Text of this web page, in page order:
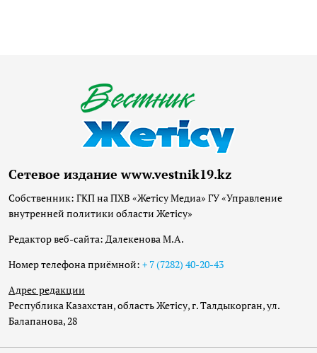
Сетевое издание www.vestnik19.kz
Собственник: ГКП на ПХВ «Жетісу Медиа» ГУ «Управление
внутренней политики области Жетісу»
Редактор веб-сайта: Далекенова М.А.
Номер телефона приёмной: + 7 (7282) 40-20-43
Адрес редакции
Республика Казахстан, область Жетісу, г. Талдыкорган, ул.
Балапанова, 28